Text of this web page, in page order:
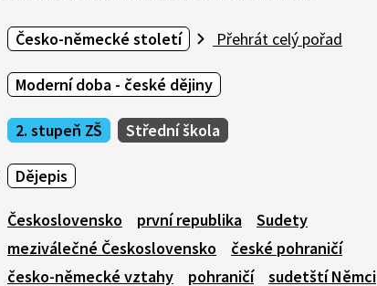
Česko-německé století Přehrát celý pořad
Moderní doba - české dějiny
2. stupeň ZŠ Střední škola
Dějepis
Československo první republika
Sudety
meziválečné Československo
české pohraničí
česko-německé vztahy
pohraničí
sudetští Němci